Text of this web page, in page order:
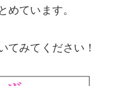
めています。
てみてください！